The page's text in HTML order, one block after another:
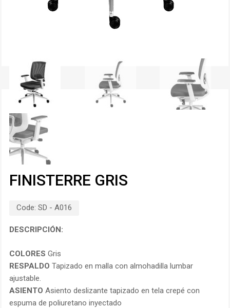
FINISTERRE GRIS
Code: SD - A016
DESCRIPCIÓN:
COLORES Gris
RESPALDO Tapizado en malla con almohadilla lumbar
ajustable.
ASIENTO Asiento deslizante tapizado en tela crepé con
espuma de poliuretano inyectado